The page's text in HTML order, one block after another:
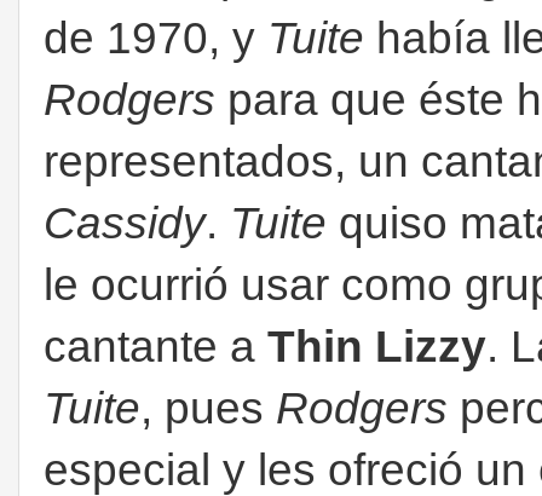
de 1970, y Tuite había
Rodgers para que éste
representados, un
Cassidy. Tuite quiso
le ocurrió usar como
cantante a Thin Lizzy.
Tuite, pues Rodgers
especial y les ofreció